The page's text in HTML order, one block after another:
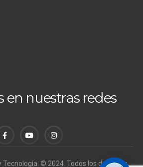
en nuestras redes
Tecnología. © 2024. Todos los derechos